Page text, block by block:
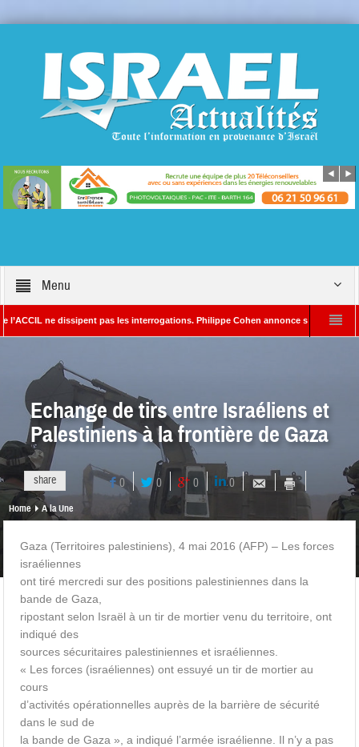
Menu
ne dissipent pas les interrogations. Philippe Cohen annonce se réserver le droit
Echange de tirs entre Israéliens et
Palestiniens à la frontière de Gaza
share 0 0 0 0
Home A la Une
Gaza (Territoires palestiniens), 4 mai 2016 (AFP) – Les forces
israéliennes
ont tiré mercredi sur des positions palestiniennes dans la
bande de Gaza,
ripostant selon Israël à un tir de mortier venu du territoire, ont
indiqué des
sources sécuritaires palestiniennes et israéliennes.
« Les forces (israéliennes) ont essuyé un tir de mortier au
cours
d’activités opérationnelles auprès de la barrière de sécurité
dans le sud de
la bande de Gaza », a indiqué l’armée israélienne. Il n’y a pas